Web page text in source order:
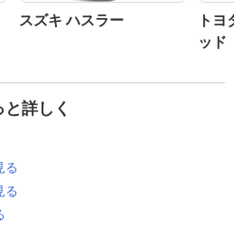
スズキ ハスラー
ト
ッド
詳しく
る
る